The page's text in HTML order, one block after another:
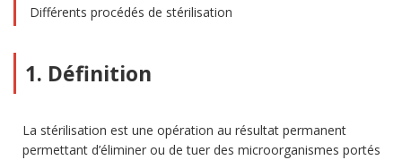
Différents procédés de stérilisation
1. Définition
La stérilisation est une opération au résultat permanent
permettant d’éliminer ou de tuer des microorganismes portés